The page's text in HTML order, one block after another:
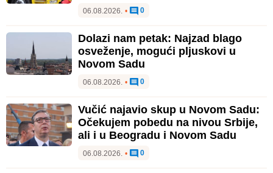
06.08.2026. • 0
Dolazi nam petak: Najzad blago
osveženje, mogući pljuskovi u
Novom Sadu
06.08.2026. • 0
Vučić najavio skup u Novom Sadu:
Očekujem pobedu na nivou Srbije,
ali i u Beogradu i Novom Sadu
06.08.2026. • 0